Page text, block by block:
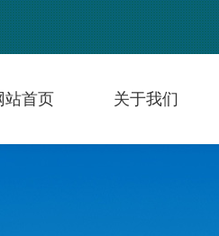
站首页 关于我们